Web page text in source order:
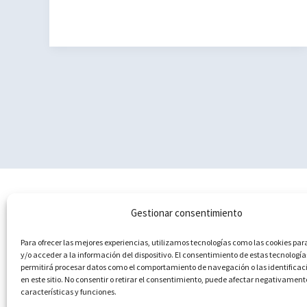
Gestionar consentimiento
Para ofrecer las mejores experiencias, utilizamos tecnologías como las cookies
y/o acceder a la información del dispositivo. El consentimiento de estas
permitirá procesar datos como el comportamiento de navegación o las
en este sitio. No consentir o retirar el consentimiento, puede afectar
características y funciones.
Política de cookies (UE)
Política de privacidad
Contacto